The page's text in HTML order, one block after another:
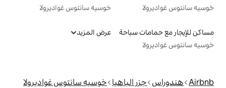
خوسيه سانتوس غواديرولا
عرض المزيد
الباهيا خوسيه سانتوس غواديرولا